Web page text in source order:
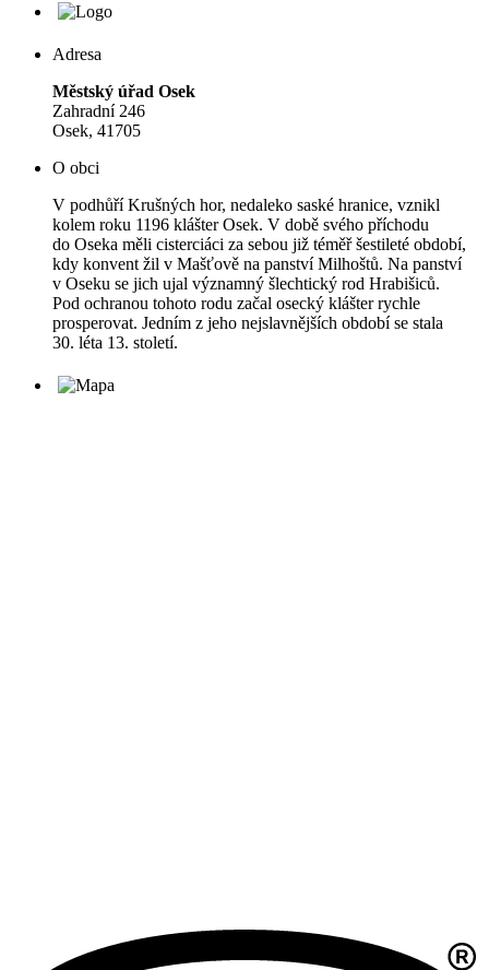
Adresa
Městský úřad Osek
Zahradní 246
Osek, 41705
O obci
V podhůří Krušných hor, nedaleko saské hranice, vznikl
kolem roku 1196 klášter Osek. V době svého příchodu
do Oseka měli cisterciáci za sebou již téměř šestileté období,
kdy konvent žil v Mašťově na panství Milhoštů. Na panství
v Oseku se jich ujal významný šlechtický rod Hrabišiců.
Pod ochranou tohoto rodu začal osecký klášter rychle
prosperovat. Jedním z jeho nejslavnějších období se stala
30. léta 13. století.